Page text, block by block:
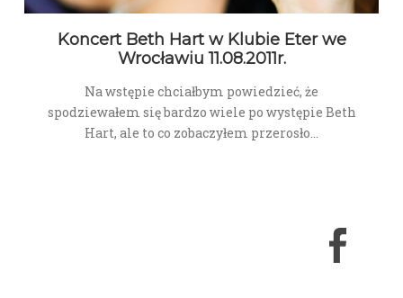
Koncert Beth Hart w Klubie Eter we
Wrocławiu 11.08.2011r.
Na wstępie chciałbym powiedzieć, że
spodziewałem się bardzo wiele po występie Beth
Hart, ale to co zobaczyłem przerosło…